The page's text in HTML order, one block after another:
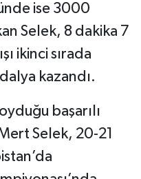
ise 3000
Selek, 8 dakika 7
ikinci sırada
kazandı.
başarılı
Selek, 20-21